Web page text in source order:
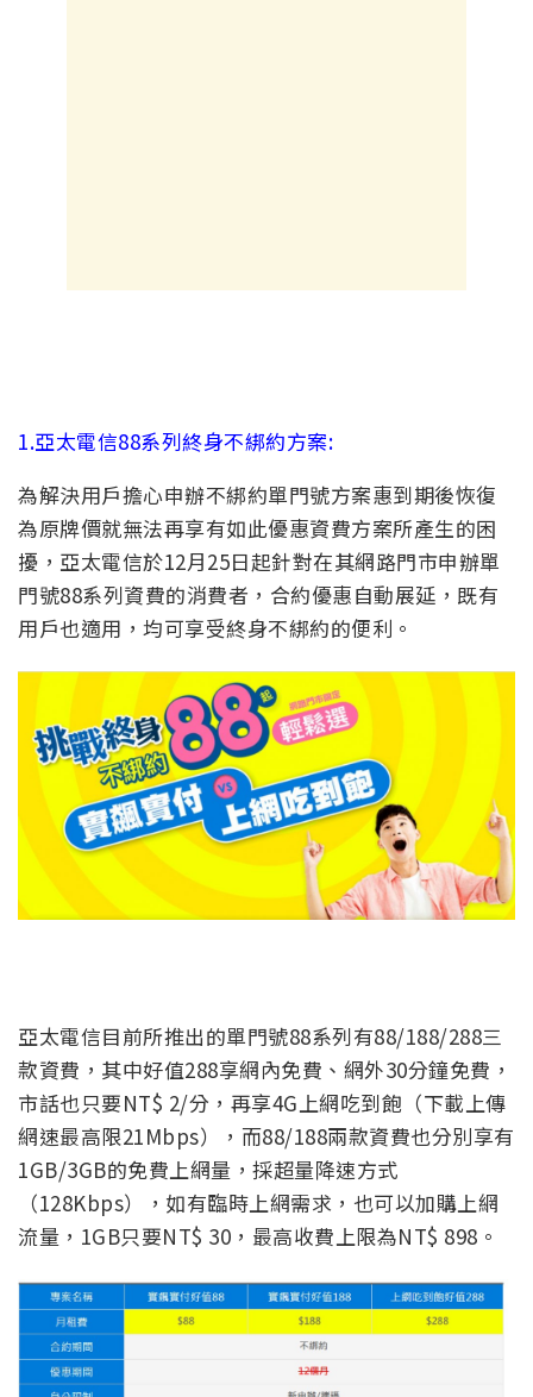
1.亞太電信88系列終身不綁約方案:
為解決用戶擔心申辦不綁約單門號方案惠到期後恢復
為原牌價就無法再享有如此優惠資費方案所產生的困
擾，亞太電信於12月25日起針對在其網路門市申辦單
門號88系列資費的消費者，合約優惠自動展延，既有
用戶也適用，均可享受終身不綁約的便利。
亞太電信目前所推出的單門號88系列有88/188/288三
款資費，其中好值288享網內免費、網外30分鐘免費，
市話也只要NT$ 2/分，再享4G上網吃到飽（下載上傳
網速最高限21Mbps），而88/188兩款資費也分別享有
1GB/3GB的免費上網量，採超量降速方式
（128Kbps），如有臨時上網需求，也可以加購上網
流量，1GB只要NT$ 30，最高收費上限為NT$ 898。